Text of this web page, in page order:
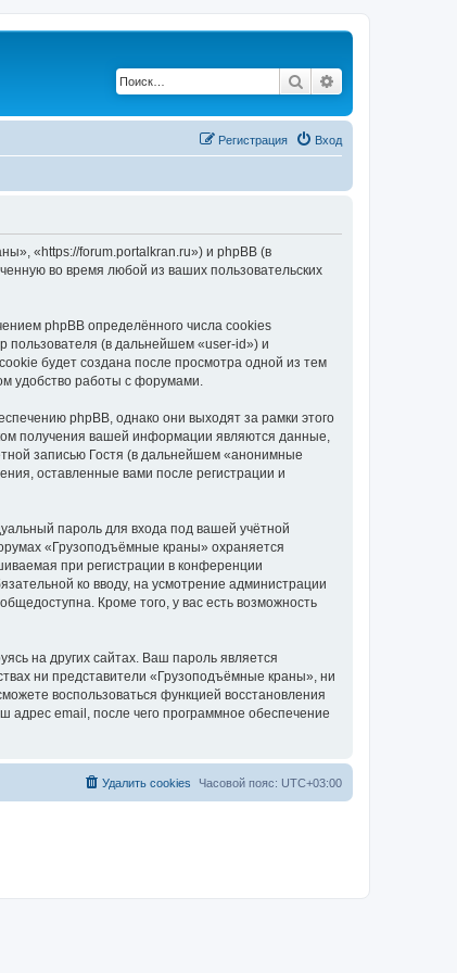
Поиск
Вход
Регистрация
«https://forum.portalkran.ru») и phpBB (в
во время любой из ваших пользовательских
phpBB определённого числа cookies
пользователя (в дальнейшем «user-id») и
будет создана после просмотра одной из тем
удобство работы с форумами.
phpBB, однако они выходят за рамки этого
получения вашей информации являются данные,
записью Гостя (в дальнейшем «анонимные
оставленные вами после регистрации и
пароль для входа под вашей учётной
«Грузоподъёмные краны» охраняется
при регистрации в конференции
ко вводу, на усмотрение администрации
Кроме того, у вас есть возможность
на других сайтах. Ваш пароль является
ни представители «Грузоподъёмные краны», ни
воспользоваться функцией восстановления
email, после чего программное обеспечение
Часовой пояс: UTC+03:00
Удалить cookies